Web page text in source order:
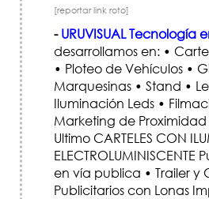
[reportar link roto]
- URUVISUAL Tecnología
desarrollamos en: •
• Ploteo de Vehículos •
Marquesinas • Stand •
Iluminación Leds •
Marketing de Proximidad
Ultimo CARTELES CON
en vía publica • Trailer y
Publicitarios con Lonas